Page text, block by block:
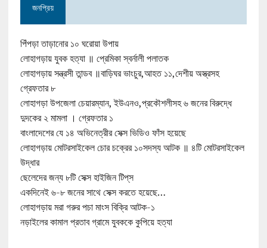
জনপ্রিয়
পিঁপড়া তাড়ানোর ১০ ঘরোয়া উপায়
লোহাগড়ায় যুবক হত্যা ॥ প্রেমিকা স্বর্নালী পলাতক
লোহাগড়ায় সন্ত্রসী তান্ডব ॥বাড়িঘর ভাংচুর,আহত ১১,দেশীয় অস্ত্রসহ
গ্রেফতার ৮
লোহাগড়া উপজেলা চেয়ারম্যান, ইউএনও,প্রকৌশলীসহ ৬ জনের বিরুদ্ধে
দুদকের ২ মামলা । গ্রেফতার ১
বাংলাদেশের যে ১৪ অভিনেত্রীর সেক্স ভিডিও ফাঁস হয়েছে
লোহাগড়ায় মোটরসাইকেল চোর চক্রের ১০সদস্য আটক ॥ ৪টি মোটরসাইকেল
উদ্ধার
ছেলেদের জন্য ৮টি সেক্স হাইজিন টিপ্‌স
একদিনেই ৬-৮ জনের সাথে সেক্স করতে হয়েছে…
লোহাগড়ায় মরা গরুর পচা মাংস বিক্রি আটক-১
নড়াইলের কামাল প্রতাব গ্রামে যুবককে কুপিয়ে হত্যা